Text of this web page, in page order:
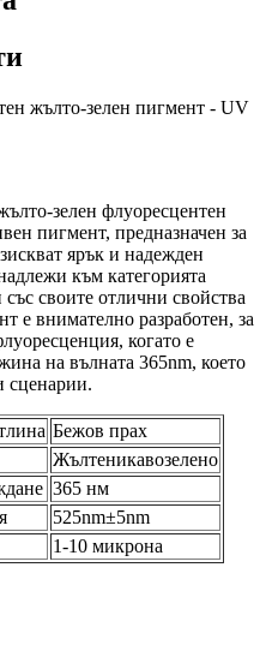
жълто-зелен пигмент - UV
зелен флуоресцентен
пигмент, предназначен за
ярък и надежден
към категорията
своите отлични свойства
е внимателно разработен, за
когато е
на вълната 365nm, което
сценарии.
Бежов прах
Жълтеникавозелено
365 нм
525nm±5nm
1-10 микрона